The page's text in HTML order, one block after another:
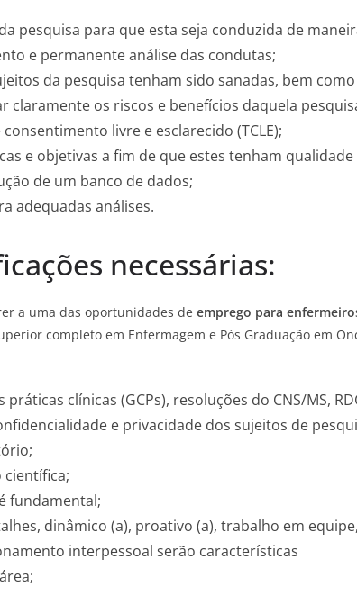
pesquisa para que esta seja conduzida de
e permanente análise das condutas;
da pesquisa tenham sido sanadas, bem como
claramente os riscos e benefícios daquela
livre e esclarecido (TCLE);
e objetivas a fim de que estes tenham qualidade
de um banco de dados;
adequadas análises.
necessárias:
a uma das oportunidades de emprego para
completo em Enfermagem e Pós Graduação em
clínicas (GCPs), resoluções do CNS/MS,
e privacidade dos sujeitos de
científica;
fundamental;
dinâmico (a), proativo (a), trabalho em
interpessoal serão características